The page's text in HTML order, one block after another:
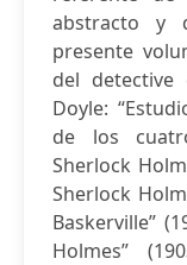
abstracto y
presente
del
Doyle:
de los
Sherlock
Sherlock
Baskerville”
Holmes”